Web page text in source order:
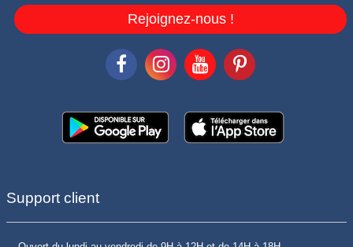
Rejoignez-nous !
Support client